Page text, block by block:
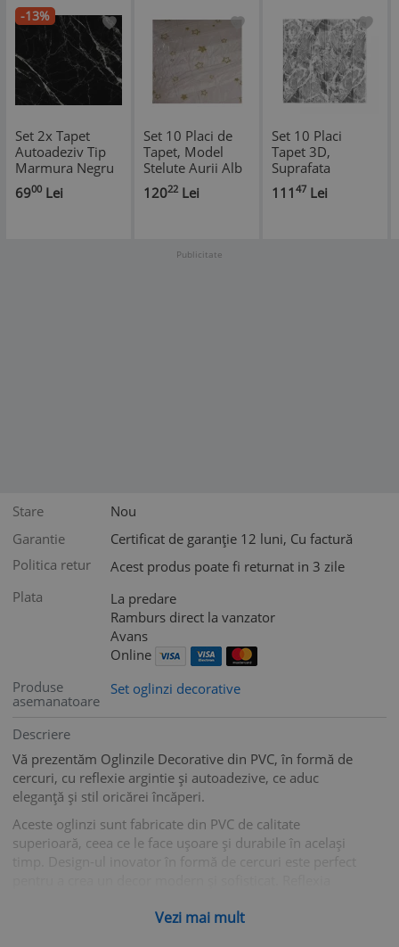
-13%
Set 2x Tapet
Autoadeziv Tip
Marmura Negru
60x300 cm
6900 Lei
Set 10 Placi de
Tapet, Model
Stelute Aurii Alb
12022 Lei
Set 10 Placi
Tapet 3D,
Suprafata
Acoperita 4.9 mp
Gri Marmorat
111 47 Lei
Publicitate
Stare
Nou
Garantie
Certificat de garanție 12 luni, Cu factură
Politica retur
Acest produs poate fi returnat in 3 zile
Plata
La predare
Ramburs direct la vanzator
Avans
Online
Produse
asemanatoare
Set oglinzi decorative
Descriere
Vă prezentăm Oglinzile Decorative din PVC, în formă de
cercuri, cu reflexie argintie și autoadezive, ce aduc
eleganță și stil oricărei încăperi.
Aceste oglinzi sunt fabricate din PVC de calitate
superioară, ceea ce le face ușoare și durabile în același
timp. Design-ul inovator în formă de cercuri este perfect
plus de strălucire și stil în orice încăpere.
Vezi mai mult